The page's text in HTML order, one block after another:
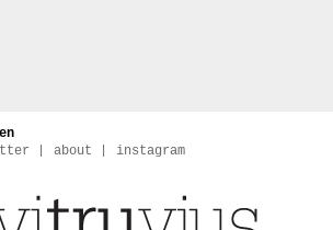
en
about instagram